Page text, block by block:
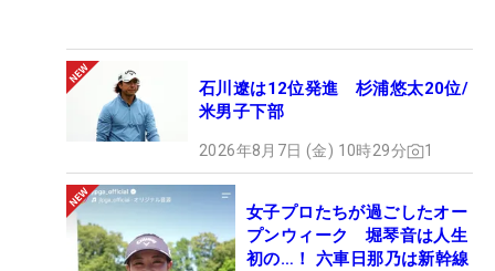
石川遼は12位発進 杉浦悠太20位/
米男子下部
2026年8月7日 (金) 10時29分 1
女子プロたちが過ごしたオー
プンウィーク 堀琴音は人生
初の…！ 六車日那乃は新幹線